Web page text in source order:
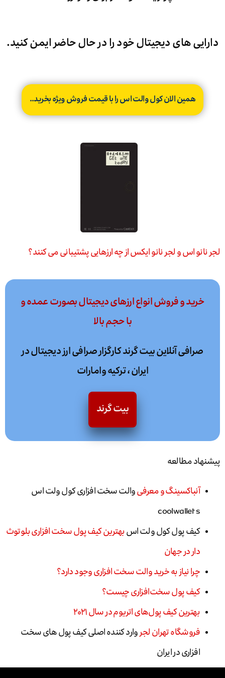
دارایی های دیجیتال خود را در حال حاضر ایمن کنید.
همین الان کول والت اس را با قیمت فروش ویژه بخرید..
لجر نانو اس و لجر نانو ایکس از چه ارزهایی پشتیبانی می کنند؟
خرید و فروش انواع ارزهای دیجیتال بصورت عمده و
با حجم بالا
صرافی آنلاین بیت گرند کارگزار صرافی ارز دیجیتال در
ایران ، ترکیه وامارات
بیت گرند
پیشنهاد مطالعه
آنباکسینگ و معرفی والت سخت افزاری کول ولت اس
coolwallet s
کیف پول کول ولت اس بهترین کیف پول سخت افزاری بلوتوث
دار در جهان
چرا نیاز به خرید والت سخت افزاری وجود دارد؟
کیف‌ پول سخت‌افزاری چیست؟
بهترین کیف پول‌های اتریوم در سال ۲۰۲۱
فروشگاه تهران لجر وارد کننده اصلی کیف پول های سخت
افزاری در ایران